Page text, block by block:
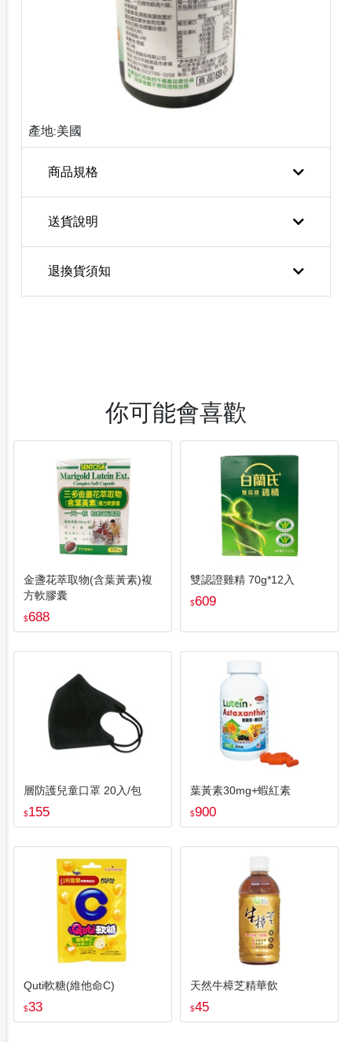
產地:美國
商品規格
送貨說明
退換貨須知
你可能會喜歡
金盞花萃取物(含葉黃素)複
方軟膠囊
$688
雙認證雞精 70g*12入
$609
層防護兒童口罩 20入/包
$155
葉黃素30mg+蝦紅素
$900
Quti軟糖(維他命C)
$33
天然牛樟芝精華飲
$45